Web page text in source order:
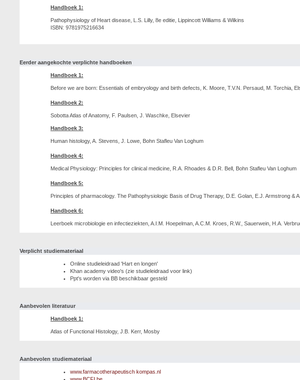
Handboek 1:
Pathophysiology of Heart disease, L.S. Lilly, 8e editie, Lippincott Williams & Wilkins
ISBN: 9781975216634
Eerder aangekochte verplichte handboeken
Handboek 1:
Before we are born: Essentials of embryology and birth defects, K. Moore, T.V.N. Persaud, M. Torchia,
Handboek 2:
Sobotta Atlas of Anatomy, F. Paulsen, J. Waschke, Elsevier
Handboek 3:
Human histology, A. Stevens, J. Lowe, Bohn Stafleu Van Loghum
Handboek 4:
Medical Physiology: Principles for clinical medicine, R.A. Rhoades & D.R. Bell, Bohn Stafleu Van Loghum
Handboek 5:
Principles of pharmacology. The Pathophysiologic Basis of Drug Therapy, D.E. Golan, E.J. Armstrong &
Handboek 6:
Leerboek microbiologie en infectieziekten, A.I.M. Hoepelman, A.C.M. Kroes, R.W., Sauerwein, H.A.
Verplicht studiemateriaal
Online studieleidraad 'Hart en longen'
Khan academy video's (zie studieleidraad voor link)
Ppt's worden via BB beschikbaar gesteld
Aanbevolen literatuur
Handboek 1:
Atlas of Functional Histology, J.B. Kerr, Mosby
Aanbevolen studiemateriaal
www.farmacotherapeutisch kompas.nl